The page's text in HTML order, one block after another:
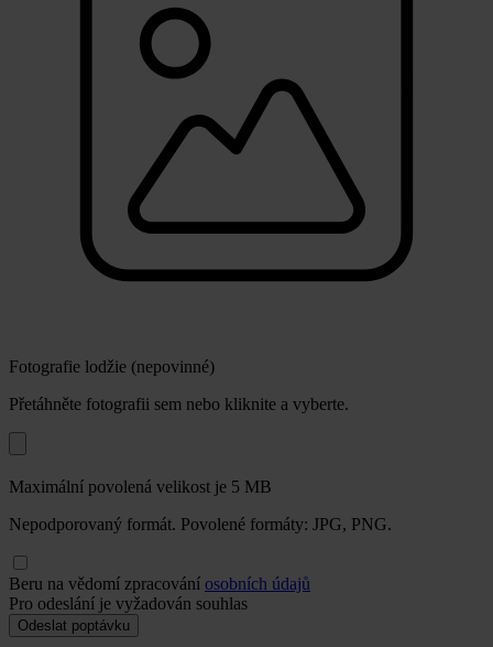
Fotografie lodžie (nepovinné)
Přetáhněte fotografii sem nebo kliknite a vyberte.
Maximální povolená velikost je 5 MB
Nepodporovaný formát. Povolené formáty: JPG, PNG.
Beru na vědomí zpracování osobních údajů
Pro odeslání je vyžadován souhlas
Odeslat poptávku